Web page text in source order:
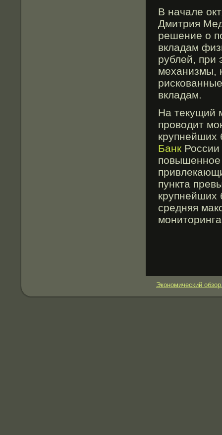
В начале
Дмитрия
решение о
вкладам
рублей, при
механизмы,
вкладам.
На текущий
проводит
крупнейших
Банк
повышенное
пункта
крупнейших
средняя
Экономический